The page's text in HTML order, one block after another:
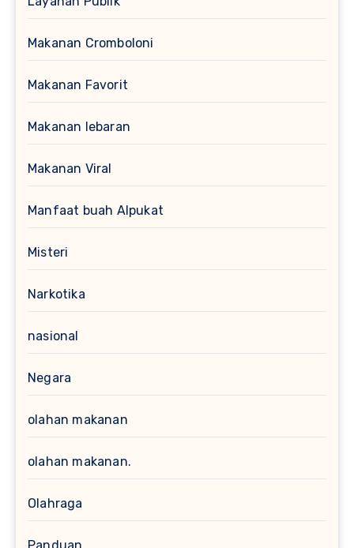
Makanan Cromboloni
Makanan Favorit
Makanan lebaran
Makanan Viral
Manfaat buah Alpukat
Misteri
Narkotika
nasional
Negara
olahan makanan
olahan makanan.
Olahraga